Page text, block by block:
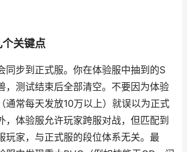
关键点
同步到正式服。你在体验服中抽到的S
，测试结束后全部清空。不要因为体验
通常每天发放10万以上）就误以为正式
，体验服允许玩家跨服对战，但匹配到
玩家，与正式服的段位体系无关。最